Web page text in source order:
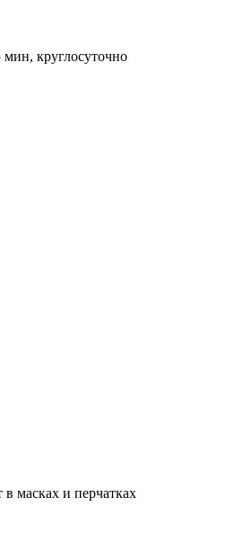
круглосуточно
масках и перчатках